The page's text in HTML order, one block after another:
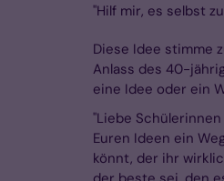
"Hilf mir, es selbst
Diese Idee stimme
Anlass des 40-
eine Idee oder ein
"Liebe
Euren Ideen ein
könnt, der ihr